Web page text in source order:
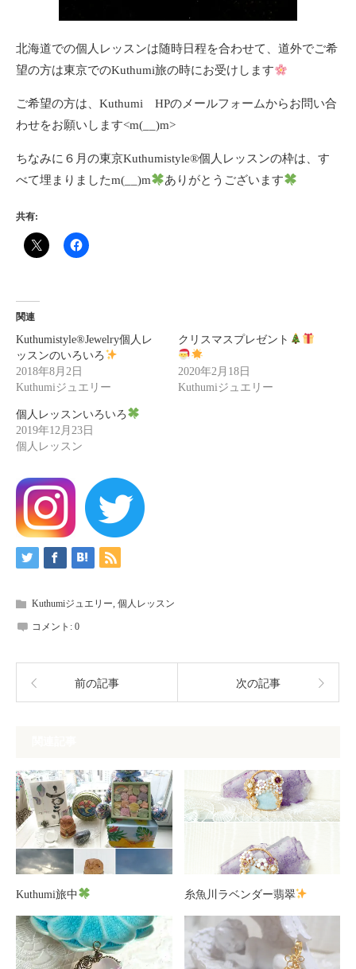
北海道での個人レッスンは随時日程を合わせて、道外でご希
望の方は東京でのKuthumi旅の時にお受けします
ご希望の方は、Kuthumi HPのメールフォームからお問い合
わせをお願いします<m(__)m>
ちなみに６月の東京Kuthumistyle®️個人レッスンの枠は、す
べて埋まりましたm(__)m
ありがとうございます
共有:
関連
Kuthumistyle®Jewelry個人レ
ッスンのいろいろ
2018年8月2日
Kuthumiジュエリー
クリスマスプレゼント
2020年2月18日
Kuthumiジュエリー
個人レッスンいろいろ
2019年12月23日
個人レッスン
Kuthumiジュエリー, 個人レッスン
コメント: 0
前の記事 次の記事
Kuthumi旅中 糸魚川ラベンダー翡翠